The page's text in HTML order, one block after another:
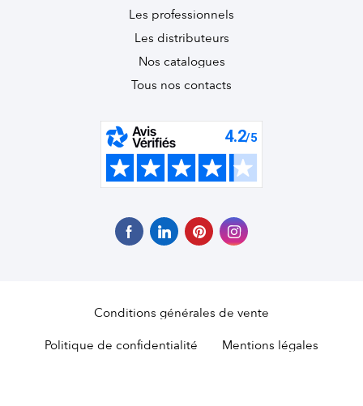
Les professionnels
Les distributeurs
Nos catalogues
Tous nos contacts
Conditions générales de vente
Politique de confidentialité Mentions légales